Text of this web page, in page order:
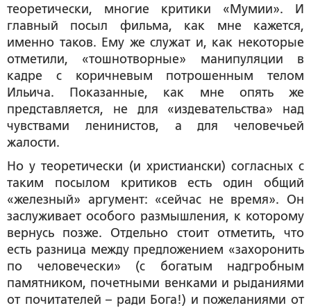
теоретически, многие критики «Мумии». И
главный посыл фильма, как мне кажется,
именно таков. Ему же служат и, как некоторые
отметили, «тошнотворные» манипуляции в
кадре с коричневым потрошенным телом
Ильича. Показанные, как мне опять же
представляется, не для «издевательства» над
чувствами ленинистов, а для человечьей
жалости.
Но у теоретически (и христиански) согласных с
таким посылом критиков есть один общий
«железный» аргумент: «сейчас не время». Он
заслуживает особого размышления, к которому
вернусь позже. Отдельно стоит отметить, что
есть разница между предложением «захоронить
по человечески» (с богатым надгробным
памятником, почетными венками и рыданиями
от почитателей – ради Бога!) и пожеланиями от